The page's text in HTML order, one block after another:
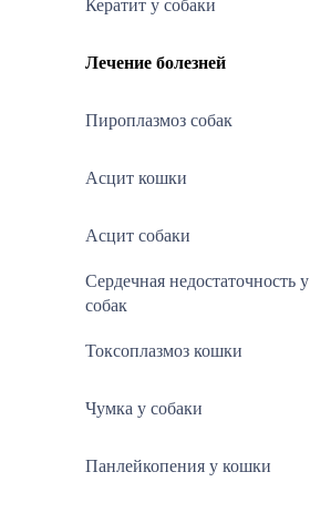
Кератит у собаки
Лечение болезней
Пироплазмоз собак
Асцит кошки
Асцит собаки
Сердечная недостаточность у
собак
Токсоплазмоз кошки
Чумка у собаки
Панлейкопения у кошки